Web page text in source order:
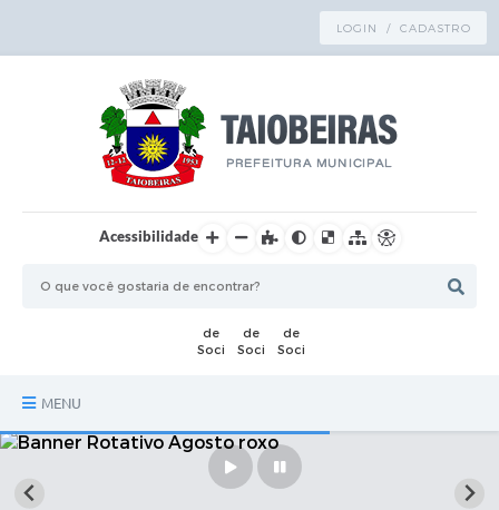
LOGIN / CADASTRO
Acessibilidade
MENU
Principal
TRANSPARÊNCIA